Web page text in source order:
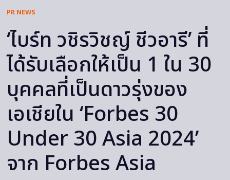
PR NEWS
‘ไบร์ท วชิรวิชญ์ ชีวอารี’ ที่
ได้รับเลือกให้เป็น 1 ใน 30
บุคคลที่เป็นดาวรุ่งของ
เอเชียใน ‘Forbes 30
Under 30 Asia 2024’
จาก Forbes Asia